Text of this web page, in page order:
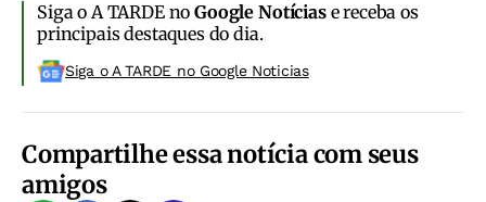
Siga o A TARDE noGoogle Notíciase receba os
principais destaques do dia.
Siga o A TARDE no Google Noticias
Compartilhe essa notícia com seus
amigos